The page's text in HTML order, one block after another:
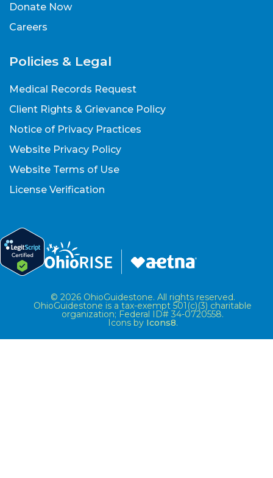
Donate Now
Careers
Policies & Legal
Medical Records Request
Client Rights & Grievance Policy
Notice of Privacy Practices
Website Privacy Policy
Website Terms of Use
License Verification
© 2026 OhioGuidestone. All rights reserved.
OhioGuidestone is a tax-exempt 501(c)(3) charitable
organization; Federal ID# 34-0720558.
Icons by Icons8.